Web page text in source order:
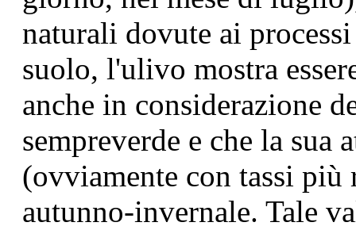
naturali dovute ai
suolo, l'ulivo mostra
anche in considerazione
sempreverde e che la
(ovviamente con tassi
autunno-invernale. Tale